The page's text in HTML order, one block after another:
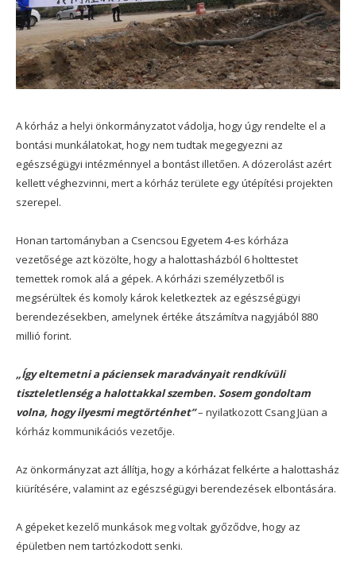
A kórház a helyi önkormányzatot vádolja, hogy úgy rendelte el a
bontási munkálatokat, hogy nem tudtak megegyezni az
egészségügyi intézménnyel a bontást illetően. A dózerolást azért
kellett véghezvinni, mert a kórház területe egy útépítési projekten
szerepel.
Honan tartományban a Csencsou Egyetem 4-es kórháza
vezetősége azt közölte, hogy a halottasházból 6 holttestet
temettek romok alá a gépek. A kórházi személyzetből is
megsérültek és komoly károk keletkeztek az egészségügyi
berendezésekben, amelynek értéke átszámítva nagyjából 880
millió forint.
„Így eltemetni a páciensek maradványait rendkívüli
tiszteletlenség a halottakkal szemben. Sosem gondoltam
volna, hogy ilyesmi megtörténhet”– nyilatkozott Csang Jüan a
kórház kommunikációs vezetője.
Az önkormányzat azt állítja, hogy a kórházat felkérte a halottasház
kiürítésére, valamint az egészségügyi berendezések elbontására.
A gépeket kezelő munkások meg voltak győződve, hogy az
épületben nem tartózkodott senki.